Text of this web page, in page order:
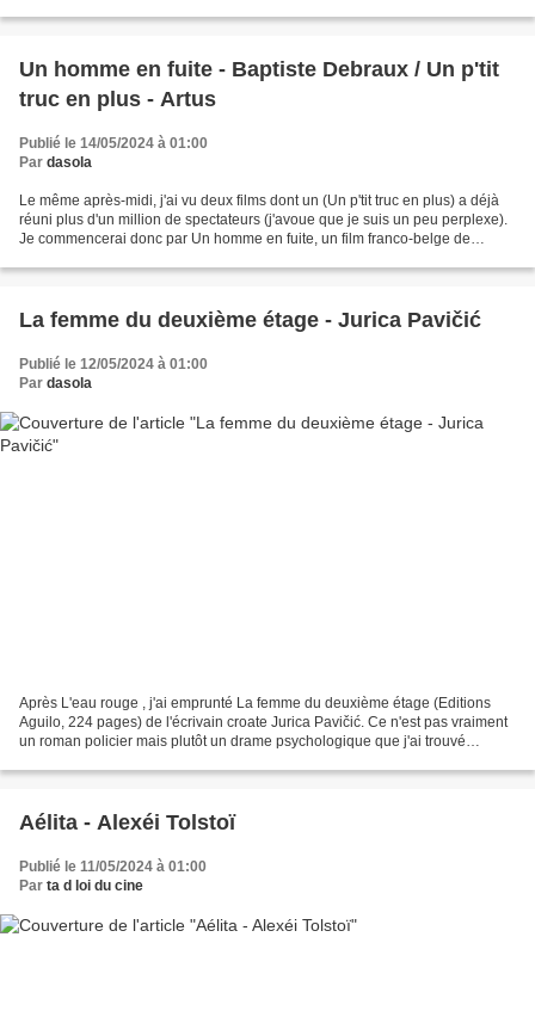
Un homme en fuite - Baptiste Debraux / Un p'tit
truc en plus - Artus
Publié le 14/05/2024 à 01:00
Par dasola
Le même après-midi, j'ai vu deux films dont un (Un p'tit truc en plus) a déjà
réuni plus d'un million de spectateurs (j'avoue que je suis un peu perplexe).
Je commencerai donc par Un homme en fuite, un film franco-belge de
La femme du deuxième étage - Jurica Pavičić
Publié le 12/05/2024 à 01:00
Par dasola
Après L'eau rouge , j'ai emprunté La femme du deuxième étage (Editions
Aguilo, 224 pages) de l'écrivain croate Jurica Pavičić. Ce n'est pas vraiment
un roman policier mais plutôt un drame psychologique que j'ai trouvé
Aélita - Alexéi Tolstoï
Publié le 11/05/2024 à 01:00
Par ta d loi du cine